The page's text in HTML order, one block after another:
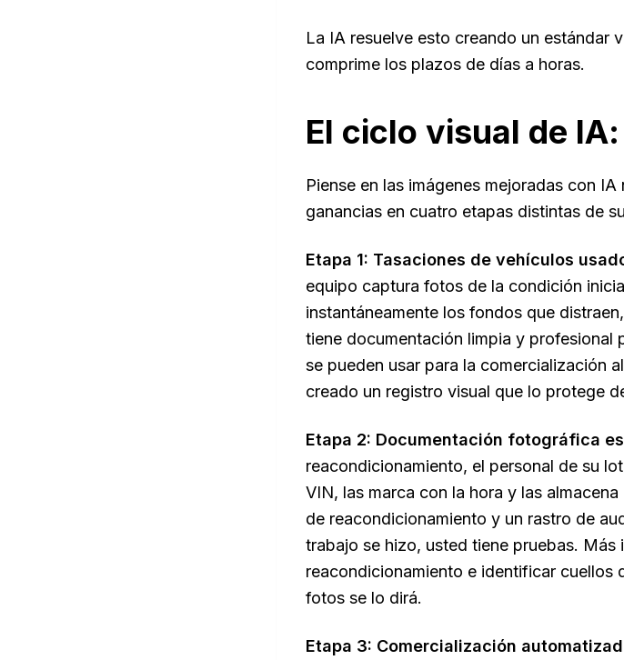
La IA resuelve esto creando un estándar
comprime los plazos de días a horas.
El ciclo visual de
Piense en las imágenes mejoradas con
ganancias en cuatro etapas distintas de
Etapa 1: Tasaciones de vehículos
equipo captura fotos de la condición
instantáneamente los fondos que
tiene documentación limpia y profesional
se pueden usar para la comercialización
creado un registro visual que lo protege
Etapa 2: Documentación fotográfica
reacondicionamiento, el personal de su
VIN, las marca con la hora y las
de reacondicionamiento y un rastro de
trabajo se hizo, usted tiene pruebas.
reacondicionamiento e identificar cuellos
fotos se lo dirá.
Etapa 3: Comercialización